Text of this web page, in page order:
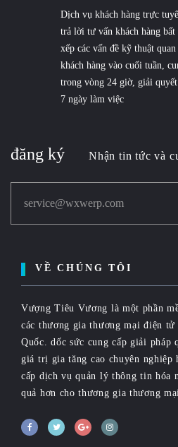
Dịch vụ khách hàng trực
trả lời tư vấn khách hàng bất
xếp các vấn đề kỹ thuật
khách hàng vào cuối tuần,
trong vòng 24 giờ, giải
7 ngày làm việc
đăng ký Nhận tin tức và
service@wxwerp.com
VỀ CHÚNG TÔI
Vượng Tiêu Vương là một phần
các thương gia thương mại điện
Quốc. dốc sức cung cấp giải pháp
giá trị gia tăng cao chuyên nghiệp
cấp dịch vụ quản lý thông tin hóa
quả hơn cho thương gia thương